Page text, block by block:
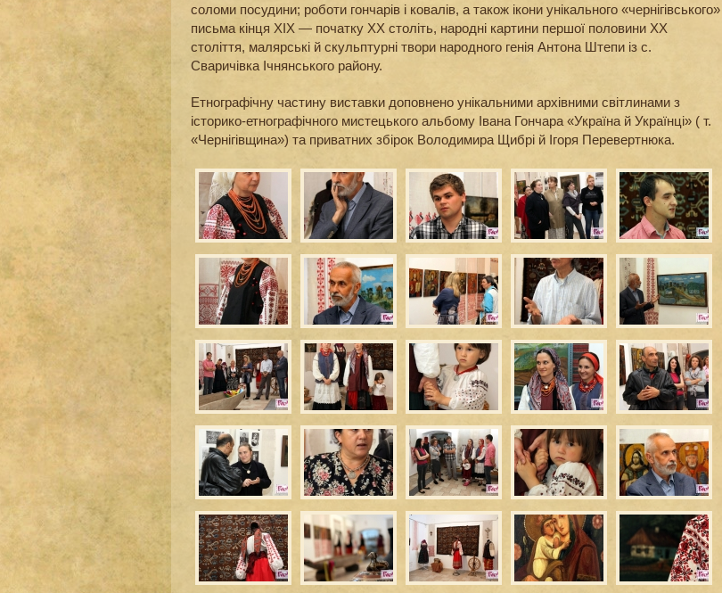
соломи посудини; роботи гончарів і ковалів, а також ікони унікального «чернігівського»
письма кінця ХІХ — початку ХХ століть, народні картини першої половини ХХ
століття, малярські й скульптурні твори народного генія Антона Штепи із с.
Сваричівка Ічнянського району.
Етнографічну частину виставки доповнено унікальними архівними світлинами з
історико-етнографічного мистецького альбому Івана Гончара «Україна й Українці» ( т.
«Чернігівщина») та приватних збірок Володимира Щибрі й Ігоря Перевертнюка.